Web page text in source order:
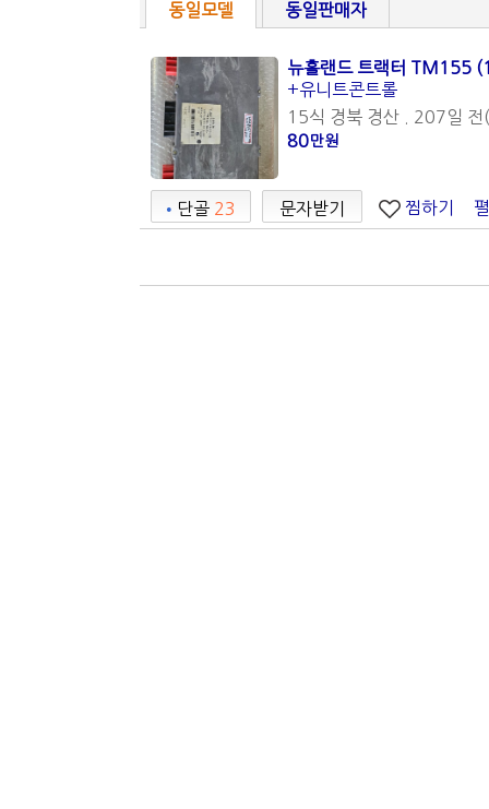
동일모델 동일판매자
뉴홀랜드 트랙터 TM155
+유니트콘트롤
15식 경북 경산 . 207일
80만원
• 단골 23 문자받기 찜하기